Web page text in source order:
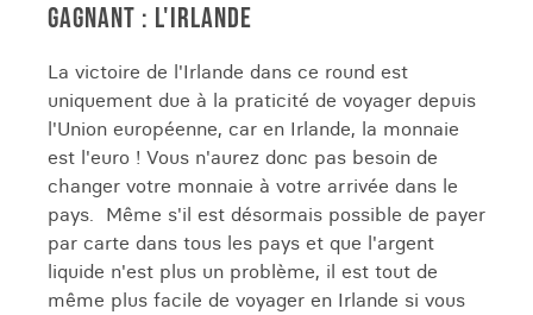
GAGNANT : L'IRLANDE
La victoire de l'Irlande dans ce round est
uniquement due à la praticité de voyager depuis
l'Union européenne, car en Irlande, la monnaie
est l'euro ! Vous n'aurez donc pas besoin de
changer votre monnaie à votre arrivée dans le
pays. Même s'il est désormais possible de payer
par carte dans tous les pays et que l'argent
liquide n'est plus un problème, il est tout de
même plus facile de voyager en Irlande si vous